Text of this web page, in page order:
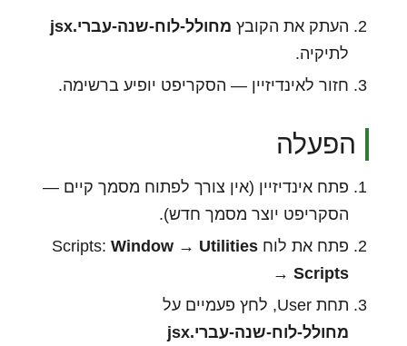
העתק את הקובץ מחולל-לוח-שנה-עברי.jsx
לתיקיה.
חזור לאינדיזיין — הסקריפט יופיע ברשימה.
הפעלה
פתח אינדיזיין (אין צורך לפתוח מסמך קיים —
הסקריפט יוצר מסמך חדש).
פתח את לוח Scripts: Window → Utilities
→ Scripts
תחת User, לחץ פעמיים על
מחולל-לוח-שנה-עברי.jsx